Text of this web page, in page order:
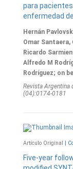
para
enfermedad
Hernán
Omar Santaera,
Ricardo
Alfredo M
Rodríguez; on
Revista Argentina
(04):0174-0181
Artículo Original |
Five-year